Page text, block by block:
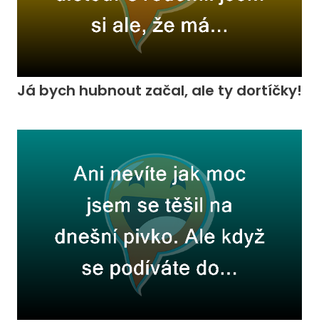
Já bych hubnout začal, ale ty dortíčky!